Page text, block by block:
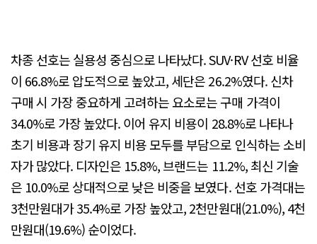
차종 선호는 실용성 중심으로 나타났다. SUV·RV 선호 비율
이 66.8%로 압도적으로 높았고, 세단은 26.2%였다. 신차
구매 시 가장 중요하게 고려하는 요소로는 구매 가격이
34.0%로 가장 높았다. 이어 유지 비용이 28.8%로 나타나
초기 비용과 장기 유지 비용 모두를 부담으로 인식하는 소비
자가 많았다. 디자인은 15.8%, 브랜드는 11.2%, 최신 기술
은 10.0%로 상대적으로 낮은 비중을 보였다. 선호 가격대는
3천만원대가 35.4%로 가장 높았고, 2천만원대(21.0%), 4천
만원대(19.6%) 순이었다.